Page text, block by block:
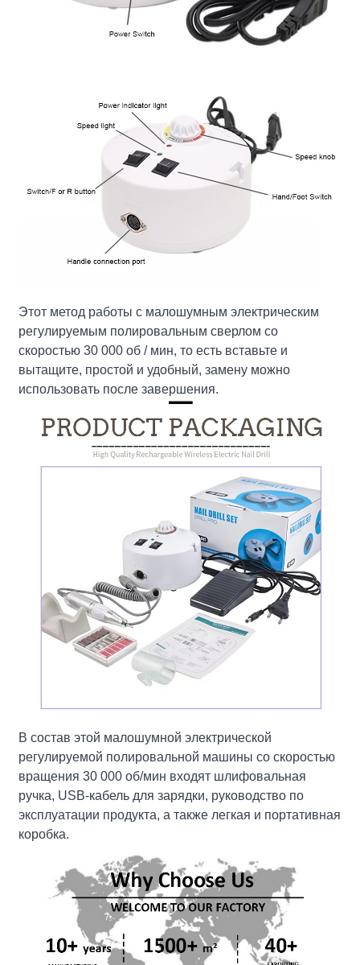
Этот метод работы с малошумным электрическим
регулируемым полировальным сверлом со
скоростью 30 000 об / мин, то есть вставьте и
вытащите, простой и удобный, замену можно
использовать после завершения.
В состав этой малошумной электрической
регулируемой полировальной машины со скоростью
вращения 30 000 об/мин входят шлифовальная
ручка, USB-кабель для зарядки, руководство по
эксплуатации продукта, а также легкая и портативная
коробка.